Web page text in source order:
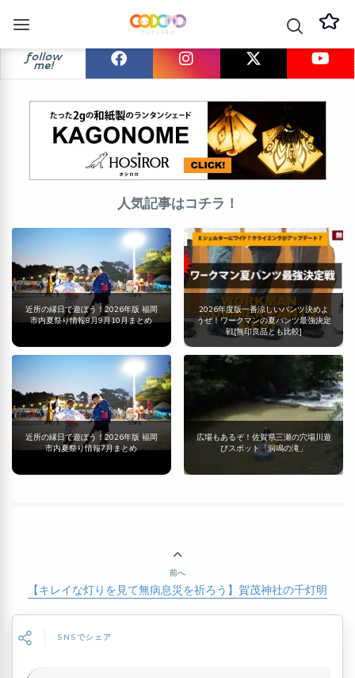
follow
me!
人気記事はコチラ！
近所の縁日で遊ぼう！2026年版 福岡
市内夏祭り情報8月9月10月まとめ
2026年度版一番涼しいパンツ決めよ
うぜ！ワークマンの夏パンツ最強決定
戦[無印良品とも比較]
近所の縁日で遊ぼう！2026年版 福岡
市内夏祭り情報7月まとめ
広場もあるぞ！佐賀県三瀬の穴場川遊
びスポット「洞鳴の滝」
前へ
【キレイな灯りを見て無病息災を祈ろう】賀茂神社の千灯明
SNSでシェア